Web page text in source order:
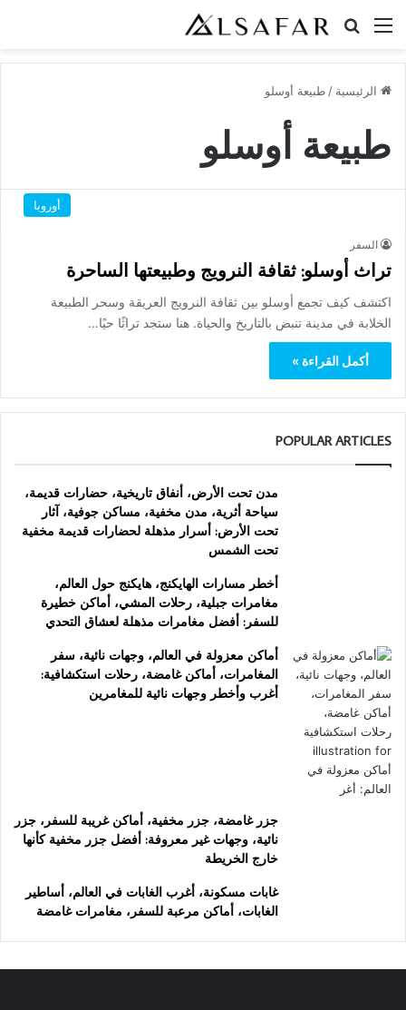
القائمة بحث عن
الرئيسية / طبيعة أوسلو
طبيعة أوسلو
أوروبا
السفر
تراث أوسلو: ثقافة النرويج وطبيعتها الساحرة
اكتشف كيف تجمع أوسلو بين ثقافة النرويج العريقة وسحر الطبيعة
الخلابة في مدينة تنبض بالتاريخ والحياة. هنا ستجد تراثًا حيًا…
أكمل القراءة »
POPULAR ARTICLES
مدن تحت الأرض، أنفاق تاريخية، حضارات قديمة،
سياحة أثرية، مدن مخفية، مساكن جوفية، آثار
تحت الأرض: أسرار مذهلة لحضارات قديمة مخفية
تحت الشمس
أخطر مسارات الهايكنج، هايكنج حول العالم،
مغامرات جبلية، رحلات المشي، أماكن خطيرة
للسفر: أفضل مغامرات مذهلة لعشاق التحدي
أماكن معزولة في العالم، وجهات نائية، سفر
المغامرات، أماكن غامضة، رحلات استكشافية:
أغرب وأخطر وجهات نائية للمغامرين
جزر غامضة، جزر مخفية، أماكن غريبة للسفر، جزر
نائية، وجهات غير معروفة: أفضل جزر مخفية كأنها
خارج الخريطة
غابات مسكونة، أغرب الغابات في العالم، أساطير
الغابات، أماكن مرعبة للسفر، مغامرات غامضة